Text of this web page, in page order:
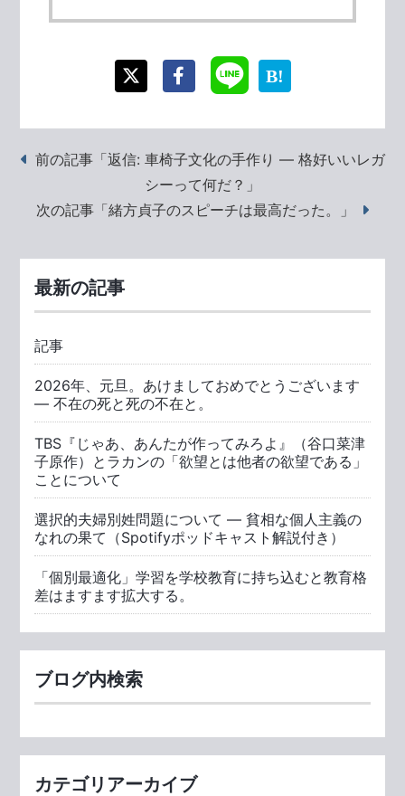
前の記事「返信: 車椅子文化の手作り ― 格好いいレガ
シーって何だ？」
次の記事「緒方貞子のスピーチは最高だった。」
最新の記事
記事
2026年、元旦。あけましておめでとうございます
― 不在の死と死の不在と。
TBS『じゃあ、あんたが作ってみろよ』（谷口菜津
子原作）とラカンの「欲望とは他者の欲望である」
ことについて
選択的夫婦別姓問題について ― 貧相な個人主義の
なれの果て（Spotifyポッドキャスト解説付き）
「個別最適化」学習を学校教育に持ち込むと教育格
差はますます拡大する。
ブログ内検索
カテゴリアーカイブ